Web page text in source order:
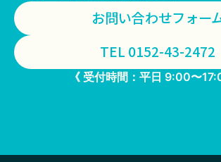
お問い合わせフォー
TEL 0152-43-2472
《 受付時間：平日 9:00〜